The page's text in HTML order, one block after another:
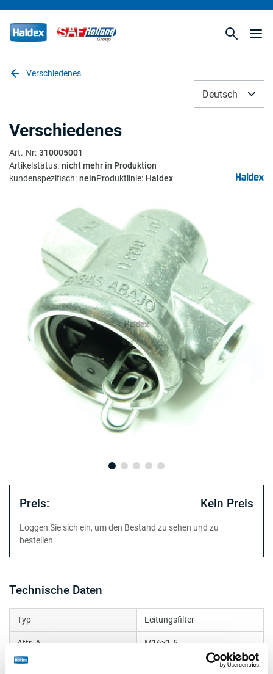
Verschiedenes
Deutsch
Verschiedenes
Art.-Nr: 310005001
Artikelstatus: nicht mehr in Produktion
kundenspezifisch: neinProduktlinie: Haldex
Preis: Kein Preis
Loggen Sie sich ein, um den Bestand zu sehen und zu
bestellen.
Technische Daten
Typ Leitungsfilter
Attr. A M16x1.5
für Rohrleitungen nach DIN